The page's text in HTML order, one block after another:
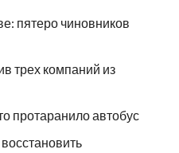
пятеро чиновников
трех компаний из
протаранило автобус